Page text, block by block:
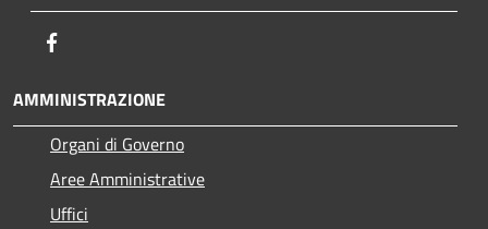
AMMINISTRAZIONE
Organi di Governo
Aree Amministrative
Uffici